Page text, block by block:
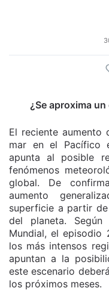
¿Se aproxima
El reciente aumento
mar en el Pacífico
apunta al posible
fenómenos
global. De
aumento
superficie a partir
del planeta. Según
Mundial, el episodio
los más intensos
apuntan a la
este escenario
los próximos meses.